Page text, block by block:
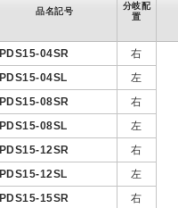
品名記号
分岐配
置
IPDS15-04SR 右
IPDS15-04SL
左
IPDS15-08SR
右
IPDS15-08SL
左
IPDS15-12SR
右
IPDS15-12SL
左
IPDS15-15SR
右